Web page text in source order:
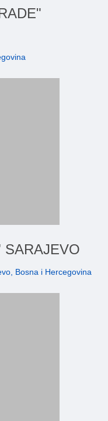
SARAJEVO
Bosna i Hercegovina